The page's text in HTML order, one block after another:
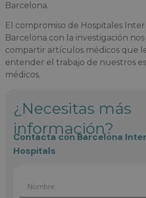
Barcelona.
El compromiso de Hospitales
Barcelona con la investigación
compartir artículos médicos que
entender el trabajo de nuestros
médicos.
¿Necesitas más
información?
Contacta con Barcelona
Hospitals